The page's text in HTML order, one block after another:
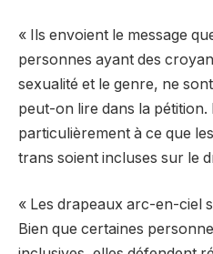
« Ils envoient le message
personnes ayant des
sexualité et le genre, ne
peut-on lire dans la pétition.
particulièrement à ce que
trans soient incluses sur le
« Les drapeaux arc-en-ciel
Bien que certaines